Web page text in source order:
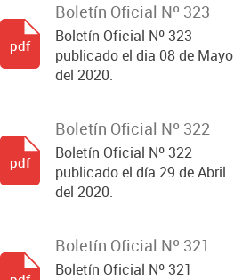
Boletín Oficial Nº 323
Boletín Oficial Nº 323
publicado el dia 08 de Mayo
del 2020.
pdf
Boletín Oficial Nº 322
Boletín Oficial Nº 322
publicado el día 29 de Abril
del 2020.
pdf
Boletín Oficial Nº 321
Boletín Oficial Nº 321